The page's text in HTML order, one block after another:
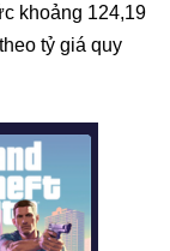
khoảng 124,19
tỷ giá quy